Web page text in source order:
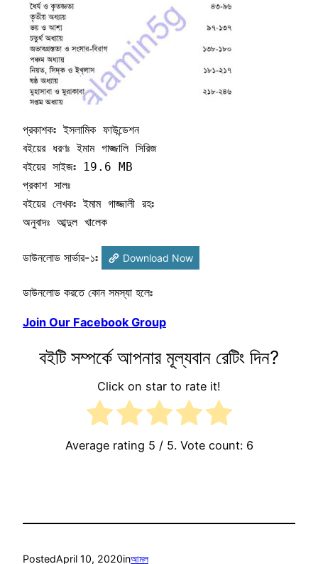
প্রকাশকঃ ইসলামিক ফাউন্ডেশন
বইয়ের ধরণঃ ইমাম গাজ্জালি সিরিজ
বইয়ের সাইজঃ 19.6 MB
প্রকাশ সালঃ
বইয়ের লেখকঃ ইমাম গাজ্জালী রহঃ
অনুবাদঃ আব্দুল খালেক
ডাউনলোড সার্ভার-১ঃ Download Now
ডাউনলোড করতে কোন সমস্যা হলেঃ
Join Our Facebook Group
বইটি সম্পর্কে আপনার মূল্যবান রেটিং দিন?
Click on star to rate it!
Average rating 5 / 5. Vote count: 6
PostedApril 10, 2020inআমল